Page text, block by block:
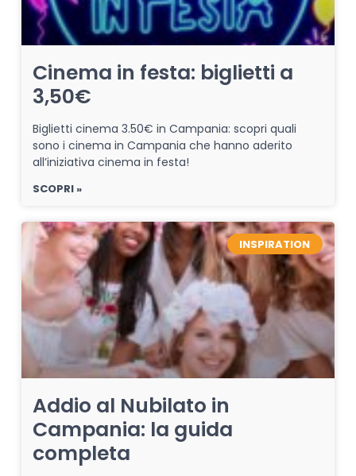
Cinema in festa: biglietti a
3,50€
Biglietti cinema 3.50€ in Campania: scopri quali
sono i cinema in Campania che hanno aderito
all’iniziativa cinema in festa!
SCOPRI »
INSPIRATION
Addio al Nubilato in
Campania: la guida
completa